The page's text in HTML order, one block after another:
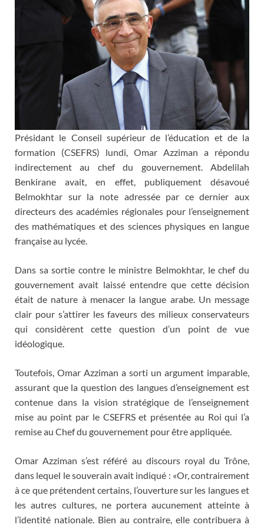
Présidant le Conseil supérieur de l’éducation et de la
formation (CSEFRS) lundi, Omar Azziman a répondu
indirectement au chef du gouvernement. Abdelilah
Benkirane avait, en effet, publiquement désavoué
Belmokhtar sur la note adressée par ce dernier aux
directeurs des académies régionales pour l’enseignement
des mathématiques et des sciences physiques en langue
française au lycée.
Dans sa sortie contre le ministre Belmokhtar, le chef du
gouvernement avait laissé entendre que cette décision
était de nature à menacer la langue arabe. Un message
clair pour s’attirer les faveurs des milieux conservateurs
qui considèrent cette question d’un point de vue
idéologique.
Toutefois, Omar Azziman a sorti un argument imparable,
assurant que la question des langues d’enseignement est
contenue dans la vision stratégique de l’enseignement
mise au point par le CSEFRS et présentée au Roi qui l’a
remise au Chef du gouvernement pour être appliquée.
Omar Azziman s’est référé au discours royal du Trône,
dans lequel le souverain avait indiqué : «Or, contrairement
à ce que prétendent certains, l’ouverture sur les langues et
les autres cultures, ne portera aucunement atteinte à
l’identité nationale. Bien au contraire, elle contribuera à